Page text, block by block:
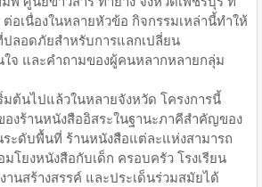
ต่อเนื่องในหลายหัวข้อ กิจกรรมเหล่านี้ทำให้
ลอดภัยสำหรับการแลกเปลี่ยน
จ และคำถามของผู้คนหลากหลายกลุ่ม
ไปแล้วในหลายจังหวัด โครงการนี้
งร้านหนังสืออิสระในฐานะภาคีสำคัญของ
ระดับพื้นที่ ร้านหนังสือแต่ละแห่งสามารถ
โยงหนังสือกับเด็ก ครอบครัว โรงเรียน
นสร้างสรรค์ และประเด็นร่วมสมัยได้